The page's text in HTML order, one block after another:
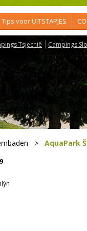
Tips voor UITSTAPJES
Tsjechië Campings
> AquaPark